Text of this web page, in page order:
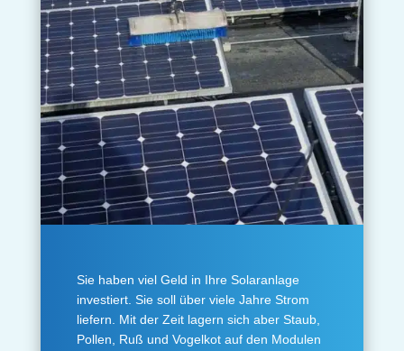
Sie haben viel Geld in Ihre Solaranlage
investiert. Sie soll über viele Jahre Strom
liefern. Mit der Zeit lagern sich aber Staub,
Pollen, Ruß und Vogelkot auf den Modulen